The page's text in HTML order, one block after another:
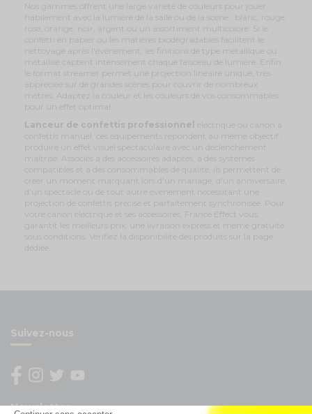
Nos gammes offrent une large variété de couleurs pour jouer
habilement avec la lumière de la salle ou de la scène : blanc, rouge,
rose, orange, noir, argent ou un assortiment multicolore. Si le
confetti en papier ou les matières biodégradables facilitent le
nettoyage après l'événement, les finitions de type métallique ou
métallisé captent intensément chaque faisceau de lumière. Enfin,
le format streamer permet une projection linéaire unique, très
appréciée sur de grandes scènes pour couvrir de nombreux
mètres. Adaptez la couleur et les couleurs de vos consommables
pour un effet optimal.
Lanceur de confettis professionnel électrique ou canon à
confettis manuel, ces équipements répondent au même objectif :
produire un effet visuel spectaculaire avec un déclenchement
maîtrisé. Associés à des accessoires adaptés, à des systèmes
compatibles et à des consommables de qualité, ils permettent de
créer un moment marquant lors d'un mariage, d'un anniversaire,
d'un spectacle ou de tout autre événement nécessitant une
projection de confettis précise et parfaitement synchronisée. Pour
votre canon électrique et ses accessoires, France Effect vous
garantit les meilleurs prix, une livraison express et même gratuite
sous conditions. Vérifiez la disponibilité des produits sur la page
dédiée.
Suivez-nous
Newsletter